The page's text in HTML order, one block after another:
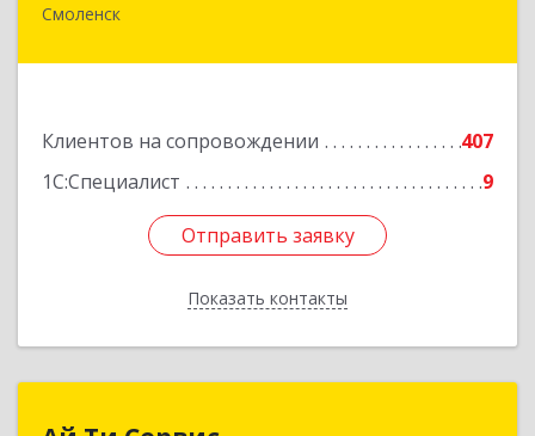
Смоленск
Клиентов на сопровождении
407
1С:Специалист
9
Отправить заявку
Показать контакты
214018, Смоленская обл, Смоленск г, Ново-
Отправить заявку
Назад